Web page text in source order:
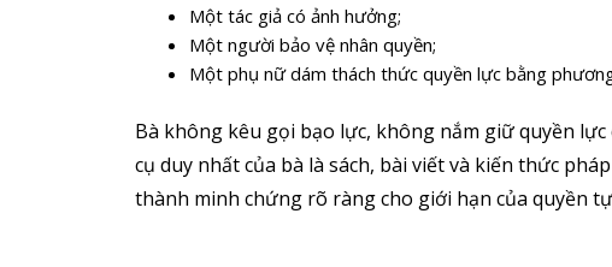
Một tác giả có ảnh hưởng;
Một người bảo vệ nhân quyền;
Một phụ nữ dám thách thức quyền lực bằng
Bà không kêu gọi bạo lực, không nắm giữ quyền
cụ duy nhất của bà là sách, bài viết và kiến thức
thành minh chứng rõ ràng cho giới hạn của quyền